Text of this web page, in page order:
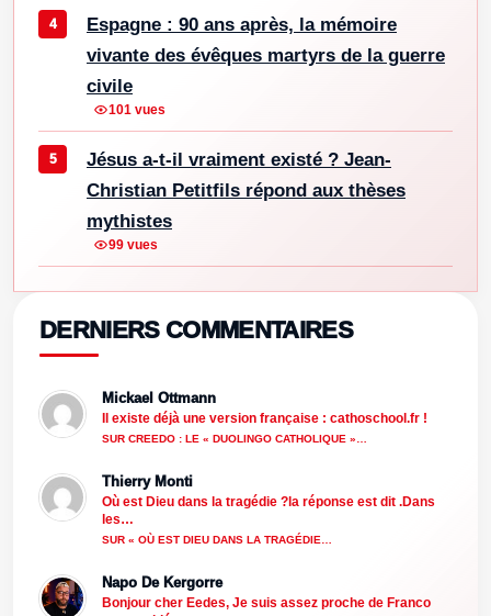
Espagne : 90 ans après, la mémoire
vivante des évêques martyrs de la guerre
civile
101 vues
Jésus a-t-il vraiment existé ? Jean-
Christian Petitfils répond aux thèses
mythistes
99 vues
DERNIERS COMMENTAIRES
Mickael Ottmann
Il existe déjà une version française : cathoschool.fr !
SUR CREEDO : LE « DUOLINGO CATHOLIQUE »…
Thierry Monti
Où est Dieu dans la tragédie ?la réponse est dit .Dans
les…
SUR « OÙ EST DIEU DANS LA TRAGÉDIE…
Napo De Kergorre
Bonjour cher Eedes, Je suis assez proche de Franco